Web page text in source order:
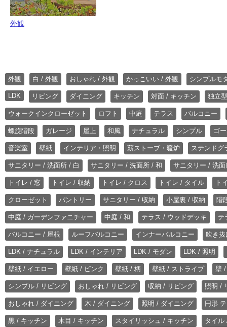
外観
外観 白 / 外観 おしゃれ / 外観 かっこいい / 外観 シンプルモ
LDK リビング ダイニング キッチン 対面 / キッチン 独立
ウォークインクローゼット ロフト 中庭 テラス バルコニー
螺旋階段 ガレージ 屋上 和風 ナチュラル シンプル ゴ
音楽室 壁紙 インテリア・照明 薪ストーブ・暖炉 ステンドグ
サニタリー / 洗面所 / 白 サニタリー / 洗面所 / 和 サニタリー / 洗
トイレ / 窓 トイレ / 収納 トイレ / クロス トイレ / タイル ト
クローゼット パントリー サニタリー / 収納 小屋裏 / 収納 階
中庭 / ガーデンファニチャー 中庭 / 和 テラス / ウッドデッキ テ
バルコニー / 屋根 ルーフバルコニー インナーバルコニー 吹き
LDK / ナチュラル LDK / インテリア LDK / モダン LDK / 照明
壁紙 / イエロー 壁紙 / ピンク 壁紙 / 柄 壁紙 / ストライプ 壁
シンプル / リビング おしゃれ / リビング 収納 / リビング 照明 /
おしゃれ / ダイニング 木 / ダイニング 照明 / ダイニング 円形
黒 / キッチン 木目 / キッチン スタイリッシュ / キッチン タイル